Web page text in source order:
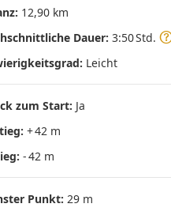
12,90 km
Dauer: 3:50 Std.
Leicht
zum Start: Ja
+ 42 m
- 42 m
Punkt: 29 m